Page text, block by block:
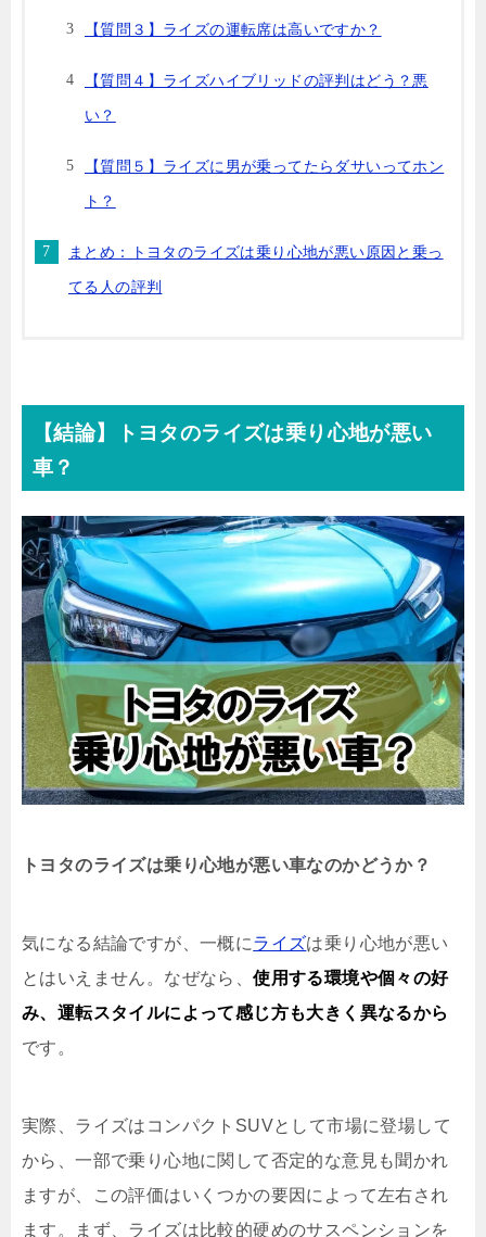
【質問３】ライズの運転席は高いですか？
【質問４】ライズハイブリッドの評判はどう？悪
い？
【質問５】ライズに男が乗ってたらダサいってホン
ト？
まとめ：トヨタのライズは乗り心地が悪い原因と乗っ
てる人の評判
【結論】トヨタのライズは乗り心地が悪い
車？
トヨタのライズは乗り心地が悪い車なのかどうか？
気になる結論ですが、一概にライズは乗り心地が悪い
とはいえません。なぜなら、使用する環境や個々の好
み、運転スタイルによって感じ方も大きく異なるから
です。
実際、ライズはコンパクトSUVとして市場に登場して
から、一部で乗り心地に関して否定的な意見も聞かれ
ますが、この評価はいくつかの要因によって左右され
ます。まず、ライズは比較的硬めのサスペンションを